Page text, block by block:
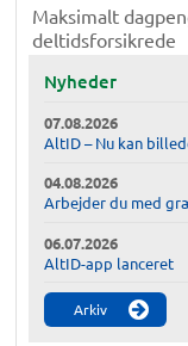
Maksimalt
deltidsforsikrede
Nyheder
07.08.2026
AltID – Nu kan
04.08.2026
Arbejder du med
06.07.2026
AltID-app lanceret
Arkiv